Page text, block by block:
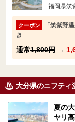
福岡県筑
クーポン
「筑紫野
き
通常1,800円 →
大分県のニフティ
夏の
ヤリ